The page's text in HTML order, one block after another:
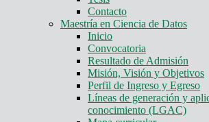
Contacto
Maestría en Ciencia de Datos
Inicio
Convocatoria
Resultado de Admisión
Misión, Visión y Objetivos
Perfil de Ingreso y Egreso
Líneas de generación y
conocimiento (LGAC)